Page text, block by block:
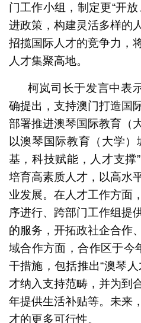
门工作小组，制定更“开放
进政策，构建灵活多样的
招揽国际人才的竞争力，
人才集聚高地。
柯岚司长于发言中表
确提出，支持澳门打造国
部署推进澳琴国际教育（
以澳琴国际教育（大学）
基，科技赋能，人才支撑
培育高素质人才，以高水
业发展。在人才工作方面
序进行、跨部门工作组提
的服务，开拓政社企合作
域合作方面，合作区于今
干措施，包括推出“澳琴
才纳入支持范畴，并为到
年提供生活补贴等。未来
才的更多可行性。